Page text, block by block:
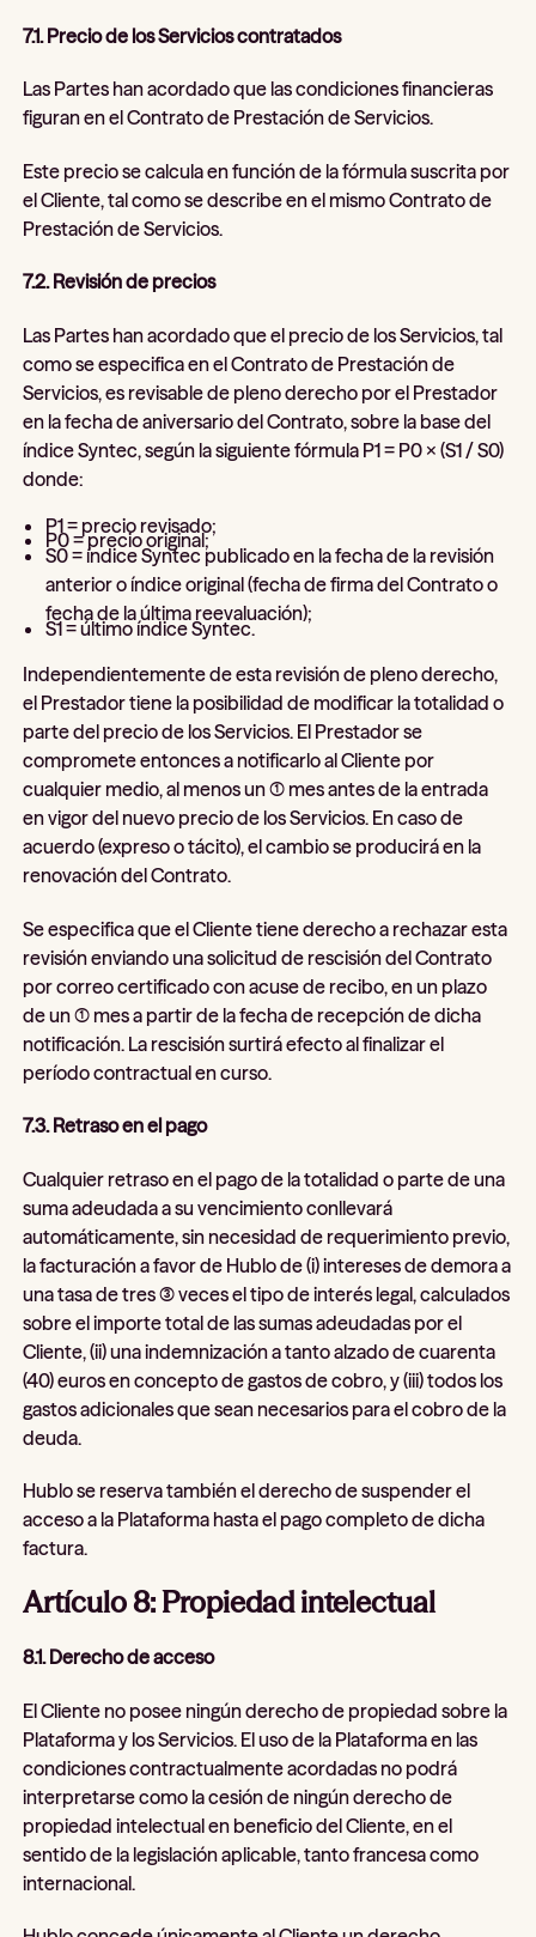
7.1. Precio de los Servicios contratados
Las Partes han acordado que las condiciones financieras
figuran en el Contrato de Prestación de Servicios.
Este precio se calcula en función de la fórmula suscrita por
el Cliente, tal como se describe en el mismo Contrato de
Prestación de Servicios.
7.2. Revisión de precios
Las Partes han acordado que el precio de los Servicios, tal
como se especifica en el Contrato de Prestación de
Servicios, es revisable de pleno derecho por el Prestador
en la fecha de aniversario del Contrato, sobre la base del
índice Syntec, según la siguiente fórmula P1 = P0 x (S1 / S0)
donde:
P1 = precio revisado;
P0 = precio original;
S0 = índice Syntec publicado en la fecha de la revisión
anterior o índice original (fecha de firma del Contrato o
fecha de la última reevaluación);
S1 = último índice Syntec.
Independientemente de esta revisión de pleno derecho,
el Prestador tiene la posibilidad de modificar la totalidad o
parte del precio de los Servicios. El Prestador se
compromete entonces a notificarlo al Cliente por
cualquier medio, al menos un (1) mes antes de la entrada
en vigor del nuevo precio de los Servicios. En caso de
acuerdo (expreso o tácito), el cambio se producirá en la
renovación del Contrato.
Se especifica que el Cliente tiene derecho a rechazar esta
revisión enviando una solicitud de rescisión del Contrato
por correo certificado con acuse de recibo, en un plazo
de un (1) mes a partir de la fecha de recepción de dicha
notificación. La rescisión surtirá efecto al finalizar el
período contractual en curso.
7.3. Retraso en el pago
Cualquier retraso en el pago de la totalidad o parte de una
suma adeudada a su vencimiento conllevará
automáticamente, sin necesidad de requerimiento previo,
la facturación a favor de Hublo de (i) intereses de demora a
una tasa de tres (3) veces el tipo de interés legal, calculados
sobre el importe total de las sumas adeudadas por el
Cliente, (ii) una indemnización a tanto alzado de cuarenta
(40) euros en concepto de gastos de cobro, y (iii) todos los
gastos adicionales que sean necesarios para el cobro de la
deuda.
Hublo se reserva también el derecho de suspender el
acceso a la Plataforma hasta el pago completo de dicha
factura.
Artículo 8: Propiedad intelectual
8.1. Derecho de acceso
El Cliente no posee ningún derecho de propiedad sobre la
Plataforma y los Servicios. El uso de la Plataforma en las
condiciones contractualmente acordadas no podrá
interpretarse como la cesión de ningún derecho de
propiedad intelectual en beneficio del Cliente, en el
sentido de la legislación aplicable, tanto francesa como
internacional.